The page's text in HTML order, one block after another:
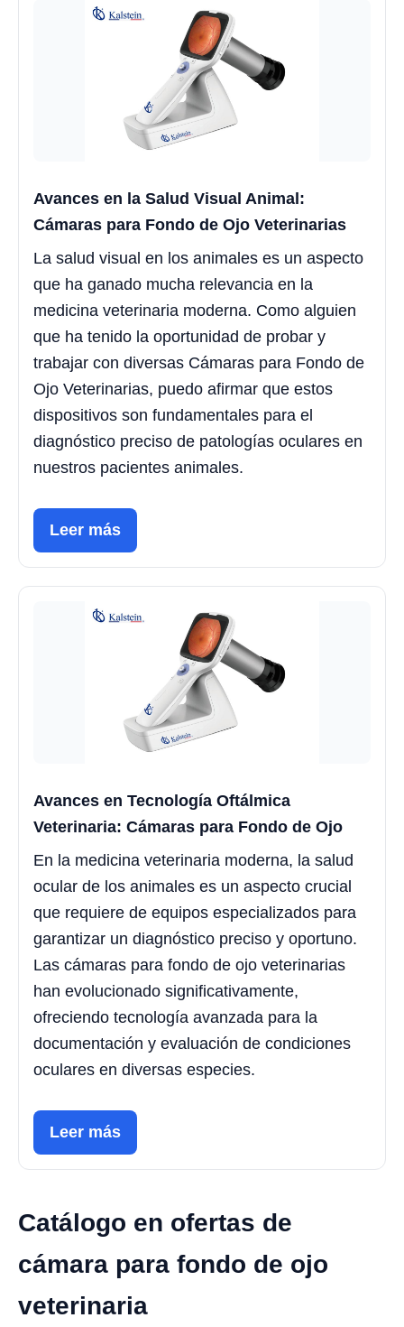
Avances en la Salud Visual Animal:
Cámaras para Fondo de Ojo Veterinarias
La salud visual en los animales es un aspecto
que ha ganado mucha relevancia en la
medicina veterinaria moderna. Como alguien
que ha tenido la oportunidad de probar y
trabajar con diversas Cámaras para Fondo de
Ojo Veterinarias, puedo afirmar que estos
dispositivos son fundamentales para el
diagnóstico preciso de patologías oculares en
nuestros pacientes animales.
Leer más
Avances en Tecnología Oftálmica
Veterinaria: Cámaras para Fondo de Ojo
En la medicina veterinaria moderna, la salud
ocular de los animales es un aspecto crucial
que requiere de equipos especializados para
garantizar un diagnóstico preciso y oportuno.
Las cámaras para fondo de ojo veterinarias
han evolucionado significativamente,
ofreciendo tecnología avanzada para la
documentación y evaluación de condiciones
oculares en diversas especies.
Leer más
Catálogo en ofertas de
cámara para fondo de ojo
veterinaria